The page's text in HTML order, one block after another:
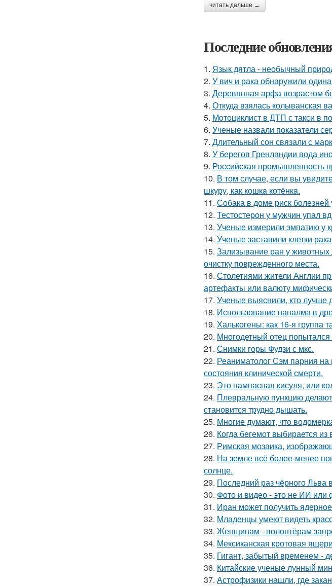
читать дальше →
Последние
1. Язык дятла - необычный
2. У вич и рака обнаружили
3. Деревянная арфа возрастом
4. Откуда взялась колыванская
5. Moтоциклист в ДТП с такси в
6. Ученые назвали показатели
7. Длительный сон связали с
8. У берегов Гренландии вода
9. Российская промышленность
10. В том случае, если вы
шкуру, как кошкa котёнкa.
11. Собака в доме риск
12. Тестостерон у мужчин упал
13. Ученые измерили эмпатию у
14. Ученые заставили клетки
15. Зализывание ран у
очистку поврежденного места.
16. Столетиями жители Англии
артефакты или валюту
17. Ученые выяснили, кто лучше
18. Использование напалма в
19. Халькогены: как 16-я группа
20. Многодетный отец
21. Снимки горы Фудзи с мкс.
22. Реаниматолог Сэм парния на
состояния клинической смерти.
23. Это пампасная кисуля, или
24. Плевральную пункцию
становится трудно дышать.
25. Многие думают, что
26. Когда бегемот выбирается
27. Римская мозаика,
28. На земле всё более-менее
солнце.
29. Последний раз чёрного
30. Фото и видео - это не ИИ или
31. Иран может получить
32. Младенцы умеют видеть
33. Женщинам - волонтёрам
34. Мексиканская кротовая
35. Гигант, забытый временем -
36. Китайские ученые лунный
37. Астрофизики нашли, где